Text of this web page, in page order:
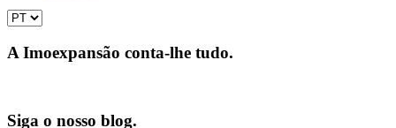
A Imoexpansão conta-lhe tudo.
Siga o nosso blog.